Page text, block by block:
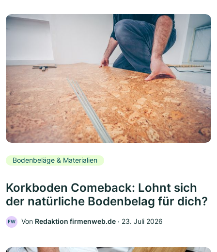
Bodenbeläge & Materialien
Korkboden Comeback: Lohnt sich
der natürliche Bodenbelag für dich?
FW Von Redaktion firmenweb.de ‧ 23. Juli 2026